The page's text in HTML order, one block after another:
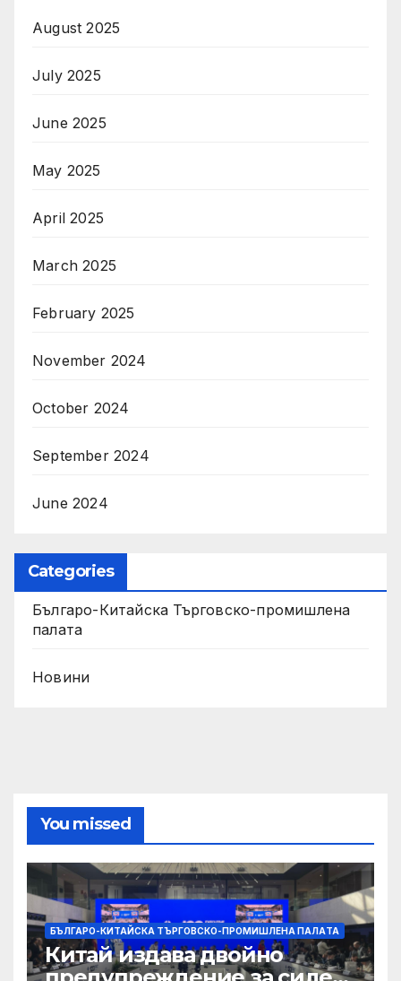
August 2025
July 2025
June 2025
May 2025
April 2025
March 2025
February 2025
November 2024
October 2024
September 2024
June 2024
Categories
Българо-Китайска Търговско-промишлена
палaта
Новини
You missed
БЪЛГАРО-КИТАЙСКА ТЪРГОВСКО-ПРОМИШЛЕНА ПАЛAТА
Китай издава двойно